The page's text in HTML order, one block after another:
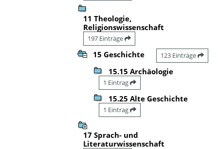
11 Theologie,
Religionswissenschaft
197 Einträge
15 Geschichte 123 Einträge
15.15 Archäologie
1 Eintrag
15.25 Alte Geschichte
1 Eintrag
17 Sprach- und
Literaturwissenschaft